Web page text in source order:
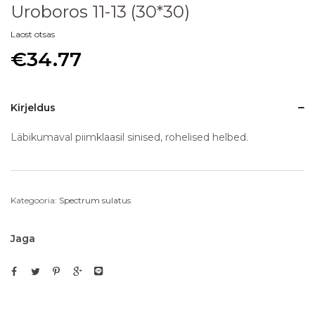
Uroboros 11-13 (30*30)
Laost otsas
€34.77
Kirjeldus
Läbikumaval piimklaasil sinised, rohelised helbed.
Kategooria: Spectrum sulatus
Jaga